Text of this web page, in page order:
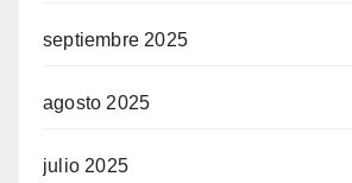
septiembre 2025
agosto 2025
julio 2025